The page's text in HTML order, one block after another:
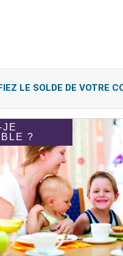
LE SOLDE DE VOTRE
JE
?